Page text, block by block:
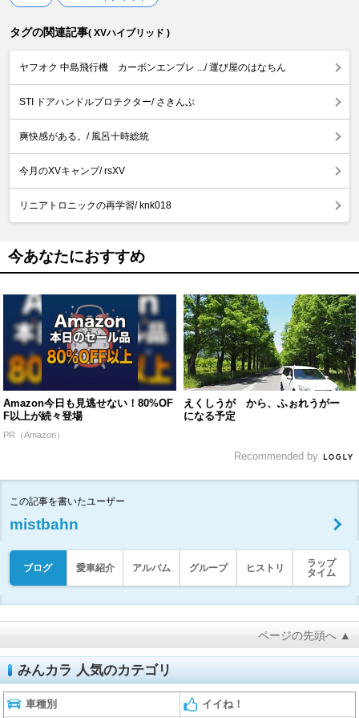
タグの関連記事( XVハイブリッド )
ヤフオク 中島飛行機 カーボンエンブレ .../ 運び屋のはなちん
STI ドアハンドルプロテクター/ さきんぷ
爽快感がある。/ 風呂十時総統
今月のXVキャンプ/ rsXV
リニアトロニックの再学習/ knk018
今あなたにおすすめ
Amazon今日も見逃せない！80%OF
F以上が続々登場
PR（Amazon）
えくしうが から、ふぉれうがー
になる予定
Recommended by
この記事を書いたユーザー
mistbahn
ブログ 愛車紹介 アルバム グループ ヒストリ
ラップ
タイム
ページの先頭へ ▲
みんカラ 人気のカテゴリ
車種別 イイね！